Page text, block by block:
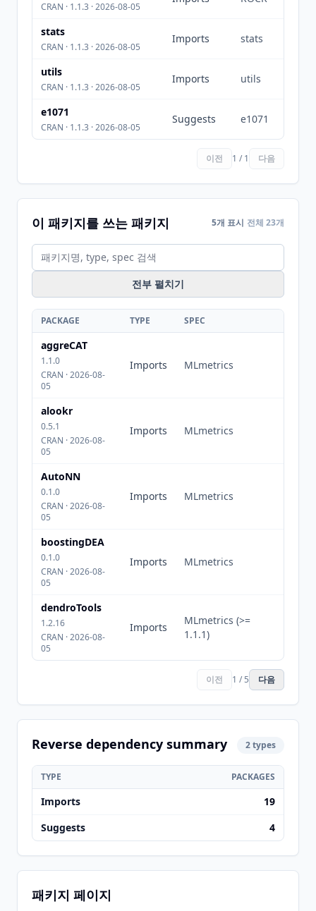
CRAN · 1.1.3 · 2026-08-05
stats
CRAN · 1.1.3 · 2026-08-05
Imports stats
utils
CRAN · 1.1.3 · 2026-08-05
Imports utils
e1071
CRAN · 1.1.3 · 2026-08-05
Suggests e1071
이전 1 / 1 다음
이 패키지를 쓰는 패키지 5개 표시 전체 23개
전부 펼치기
PACKAGE TYPE SPEC
aggreCAT
1.1.0
CRAN · 2026-08-
05
Imports MLmetrics
alookr
0.5.1
CRAN · 2026-08-
05
Imports MLmetrics
AutoNN
0.1.0
CRAN · 2026-08-
05
Imports MLmetrics
boostingDEA
0.1.0
CRAN · 2026-08-
05
Imports MLmetrics
dendroTools
1.2.16
CRAN · 2026-08-
05
Imports
MLmetrics (>=
1.1.1)
이전 1 / 5 다음
Reverse dependency summary 2 types
TYPE PACKAGES
Imports
19
Suggests
4
패키지 페이지